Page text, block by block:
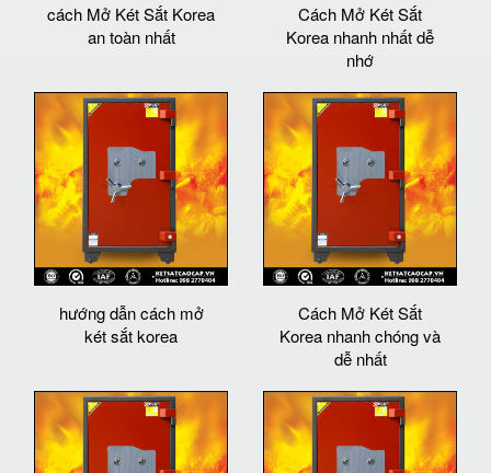
cách Mở Két Sắt Korea
an toàn nhất
Cách Mở Két Sắt
Korea nhanh nhất dễ
nhớ
hướng dẫn cách mở
két sắt korea
Cách Mở Két Sắt
Korea nhanh chóng và
dễ nhất